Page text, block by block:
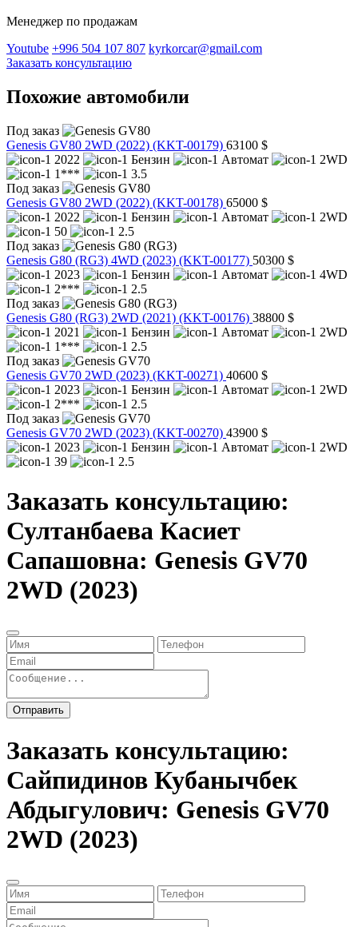
Менеджер по продажам
Youtube +996 504 107 807 kyrkorcar@gmail.com
Заказать консультацию
Похожие автомобили
Под заказ
Genesis GV80 2WD (2022) (KKT-00179) 63100 $
2022
Бензин Автомат
2WD
1***
3.5
Под заказ
Genesis GV80 2WD (2022) (KKT-00178) 65000 $
2022
Бензин Автомат
2WD
50
2.5
Под заказ
Genesis G80 (RG3) 4WD (2023) (KKT-00177) 50300 $
2023
Бензин Автомат
4WD
2***
2.5
Под заказ
Genesis G80 (RG3) 2WD (2021) (KKT-00176) 38800 $
2021
Бензин Автомат
2WD
1***
2.5
Под заказ
Genesis GV70 2WD (2023) (KKT-00271) 40600 $
2023
Бензин Автомат
2WD
2***
2.5
Под заказ
Genesis GV70 2WD (2023) (KKT-00270) 43900 $
2023
Бензин Автомат
2WD
39
2.5
Заказать консультацию:
Султанбаева Касиет
Сапашовна: Genesis GV70
2WD (2023)
Отправить
Заказать консультацию:
Сайпидинов Кубанычбек
Абдыгулович: Genesis GV70
2WD (2023)